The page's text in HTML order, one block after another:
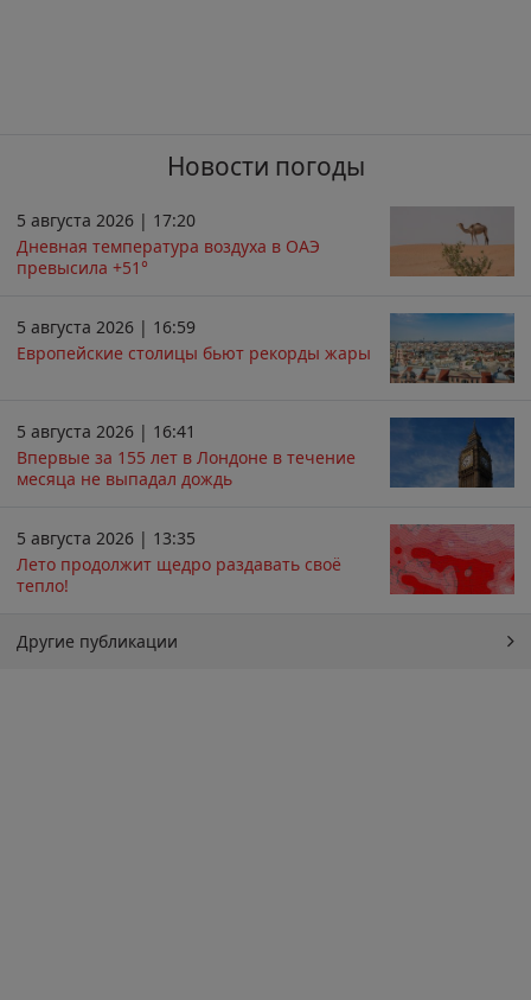
Новости погоды
5 августа 2026 | 17:20
Дневная температура воздуха в ОАЭ
превысила +51°
5 августа 2026 | 16:59
Европейские столицы бьют рекорды жары
5 августа 2026 | 16:41
Впервые за 155 лет в Лондоне в течение
месяца не выпадал дождь
5 августа 2026 | 13:35
Лето продолжит щедро раздавать своё
тепло!
Другие публикации